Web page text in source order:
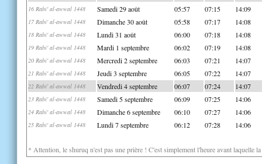
16 Rabi' al-awwal 1448 Samedi 29 août 05:57 07:15 14:09
17 Rabi' al-awwal 1448 Dimanche 30 août 05:58 07:17 14:08
18 Rabi' al-awwal 1448 Lundi 31 août 06:00 07:18 14:08
19 Rabi' al-awwal 1448 Mardi 1 septembre 06:02 07:19 14:08
20 Rabi' al-awwal 1448 Mercredi 2 septembre 06:03 07:21 14:07
21 Rabi' al-awwal 1448 Jeudi 3 septembre 06:05 07:22 14:07
22 Rabi' al-awwal 1448 Vendredi 4 septembre 06:07 07:24 14:07
23 Rabi' al-awwal 1448 Samedi 5 septembre 06:09 07:25 14:06
24 Rabi' al-awwal 1448 Dimanche 6 septembre 06:10 07:27 14:06
25 Rabi' al-awwal 1448 Lundi 7 septembre 06:12 07:28 14:06
* Attention, le shuruq n'est pas une prière ! C'est simplement l'heure avant laquelle